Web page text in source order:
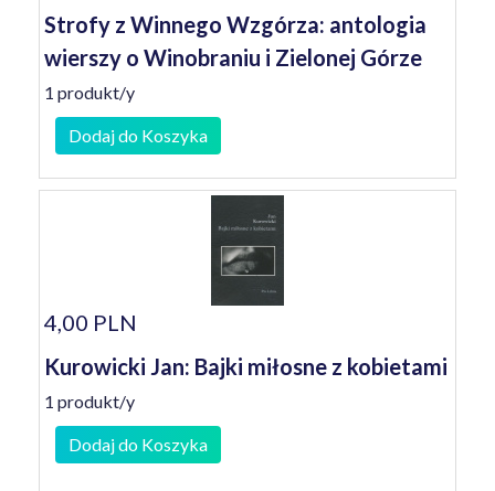
Strofy z Winnego Wzgórza: antologia
wierszy o Winobraniu i Zielonej Górze
1 produkt/y
Dodaj do Koszyka
4,00 PLN
Kurowicki Jan: Bajki miłosne z kobietami
1 produkt/y
Dodaj do Koszyka